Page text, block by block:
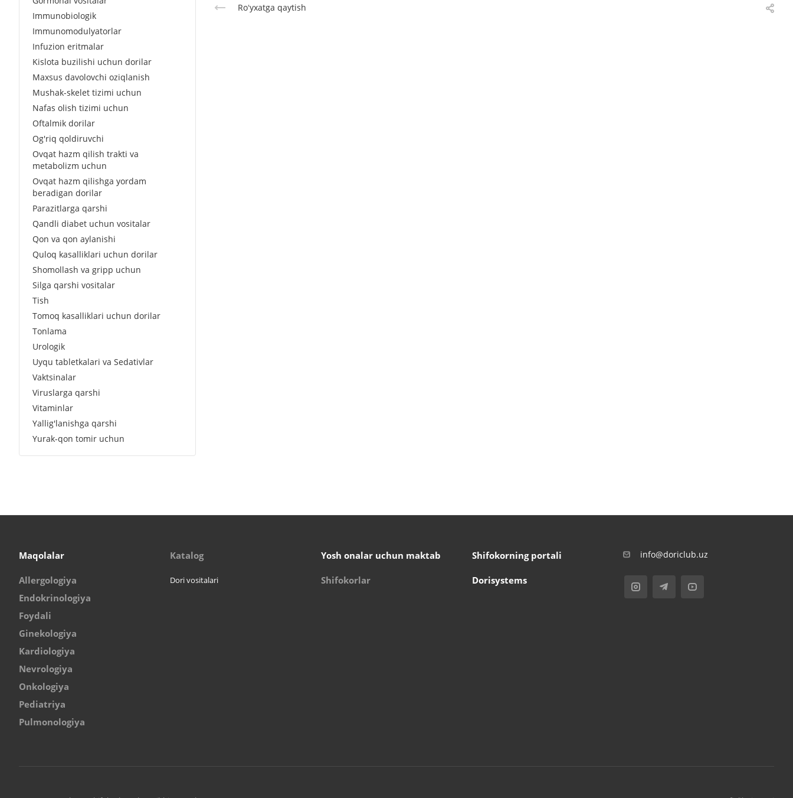
Roʻyxatga qaytish
Immunobiologik
Immunomodulyatorlar
Infuzion eritmalar
Kislota buzilishi uchun dorilar
Maxsus davolovchi oziqlanish
Mushak-skelet tizimi uchun
Nafas olish tizimi uchun
Oftalmik dorilar
Og'riq qoldiruvchi
Ovqat hazm qilish trakti va
metabolizm uchun
Ovqat hazm qilishga yordam
beradigan dorilar
Parazitlarga qarshi
Qandli diabet uchun vositalar
Qon va qon aylanishi
Quloq kasalliklari uchun dorilar
Shomollash va gripp uchun
Silga qarshi vositalar
Tish
Tomoq kasalliklari uchun dorilar
Tonlama
Urologik
Uyqu tabletkalari va Sedativlar
Vaktsinalar
Viruslarga qarshi
Vitaminlar
Yallig'lanishga qarshi
Yurak-qon tomir uchun
Maqolalar
Allergologiya
Endokrinologiya
Foydali
Ginekologiya
Kardiologiya
Nevrologiya
Onkologiya
Pediatriya
Pulmonologiya
Katalog
Dori vositalari
Yosh onalar uchun maktab
Shifokorlar
Shifokorning portali
Dorisystems
info@doriclub.uz